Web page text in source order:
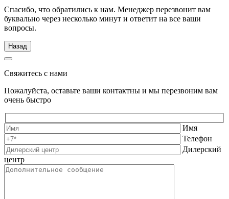
Спасибо, что обратились к нам. Менеджер перезвонит вам
буквально через несколько минут и ответит на все ваши
вопросы.
Назад
Свяжитесь с нами
Пожалуйста, оставьте ваши контактны и мы перезвоним вам
очень быстро
Имя
Телефон
Дилерский
центр